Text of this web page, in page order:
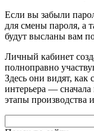
Если вы забыли
для смены пароля, а
будут высланы вам
Личный кабинет
полноправно
Здесь они видят, как
интерьера —
этапы производства